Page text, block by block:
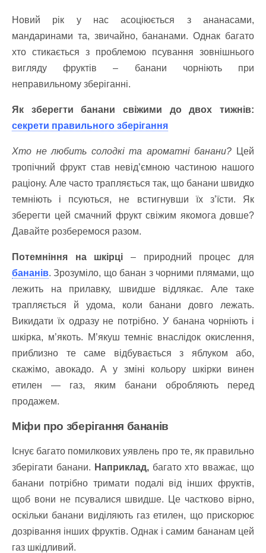
Новий рік у нас асоціюється з ананасами,
мандаринами та, звичайно, бананами. Однак багато
хто стикається з проблемою псування зовнішнього
вигляду фруктів – банани чорніють при
неправильному зберіганні.
Як зберегти банани свіжими до двох тижнів:
секрети правильного зберігання
Хто не любить солодкі та ароматні банани? Цей
тропічний фрукт став невід’ємною частиною нашого
раціону. Але часто трапляється так, що банани швидко
темніють і псуються, не встигнувши їх з’їсти. Як
зберегти цей смачний фрукт свіжим якомога довше?
Давайте розберемося разом.
Потемніння на шкірці – природний процес для
бананів. Зрозуміло, що банан з чорними плямами, що
лежить на прилавку, швидше відлякає. Але таке
трапляється й удома, коли банани довго лежать.
Викидати їх одразу не потрібно. У банана чорніють і
шкірка, м’якоть. М’якуш темніє внаслідок окислення,
приблизно те саме відбувається з яблуком або,
скажімо, авокадо. А у зміні кольору шкірки винен
етилен — газ, яким банани обробляють перед
продажем.
Міфи про зберігання бананів
Існує багато помилкових уявлень про те, як правильно
зберігати банани. Наприклад,багато хто вважає, що
банани потрібно тримати подалі від інших фруктів,
щоб вони не псувалися швидше. Це частково вірно,
оскільки банани виділяють газ етилен, що прискорює
дозрівання інших фруктів. Однак і самим бананам цей
газ шкідливий.